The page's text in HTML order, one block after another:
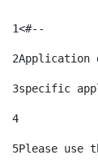
1<#--
2Application
3specific
4
5Please use